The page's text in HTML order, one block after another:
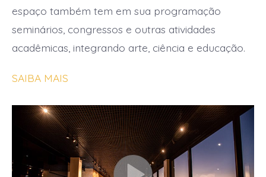
espaço também tem em sua programação
seminários, congressos e outras atividades
acadêmicas, integrando arte, ciência e educação.
SAIBA MAIS